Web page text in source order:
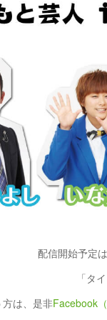
配信開始予定
「タ
方は、是非Facebook